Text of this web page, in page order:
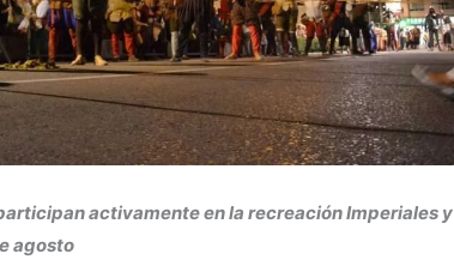
activamente en la recreación Imperiales y
agosto